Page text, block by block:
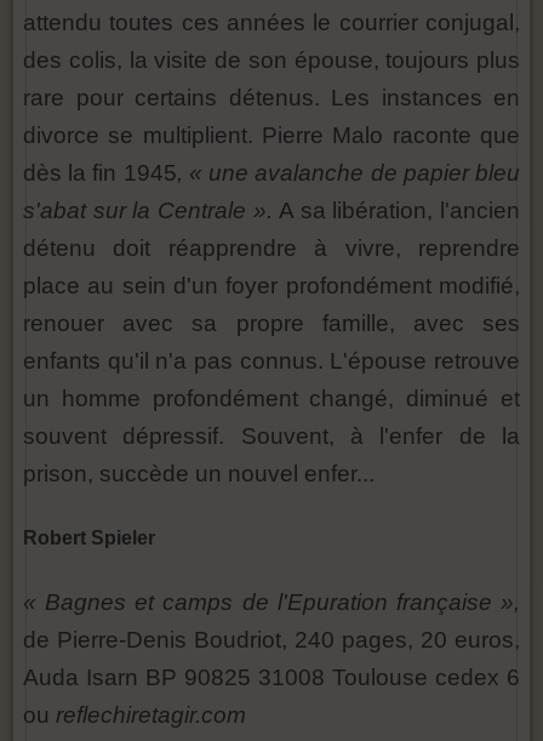
attendu toutes ces années le courrier conjugal,
des colis, la visite de son épouse, toujours plus
rare pour certains détenus. Les instances en
divorce se multiplient. Pierre Malo raconte que
dès la fin 1945, « une avalanche de papier bleu
s'abat sur la Centrale ».A sa libération, l'ancien
détenu doit réapprendre à vivre, reprendre
place au sein d'un foyer profondément modifié,
renouer avec sa propre famille, avec ses
enfants qu'il n'a pas connus. L'épouse retrouve
un homme profondément changé, diminué et
souvent dépressif. Souvent, à l'enfer de la
prison, succède un nouvel enfer...
Robert Spieler
« Bagnes et camps de l'Epuration française »,
de Pierre-Denis Boudriot, 240 pages, 20 euros,
Auda Isarn BP 90825 31008 Toulouse cedex 6
ou reflechiretagir.com